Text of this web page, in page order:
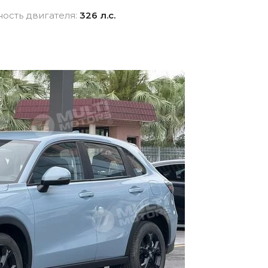
для
лицам в
все
Показать все
двигателя: 326 л.с.